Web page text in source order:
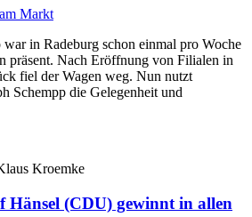
in Radeburg schon einmal pro Woche
präsent. Nach Eröffnung von Filialen in
fiel der Wagen weg. Nun nutzt
Schempp die Gelegenheit und
Kroemke
Hänsel (CDU) gewinnt in allen